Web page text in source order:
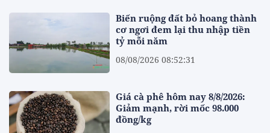
Biến ruộng đất bỏ hoang thành
cơ ngơi đem lại thu nhập tiền
tỷ mỗi năm
08/08/2026 08:52:31
Giá cà phê hôm nay 8/8/2026:
Giảm mạnh, rời mốc 98.000
đồng/kg